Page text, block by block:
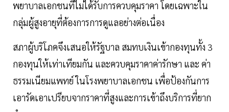
พยาบาลเอกชนที่ไม่ได้รับการควบคุมราคา โดยเฉพาะใน
กลุ่มผู้สูงอายุที่ต้องการการดูแลอย่างต่อเนื่อง
สภาผู้บริโภคจึงเสนอให้รัฐบาล สมทบเงินเข้ากองทุนทั้ง 3
กองทุนให้เท่าเทียมกัน และควบคุมราคาค่ารักษา และ ค่า
ธรรมเนียมแพทย์ ในโรงพยาบาลเอกชน เพื่อป้องกันการ
เอารัดเอาเปรียบจากราคาที่สูงและการเข้าถึงบริการที่ยาก